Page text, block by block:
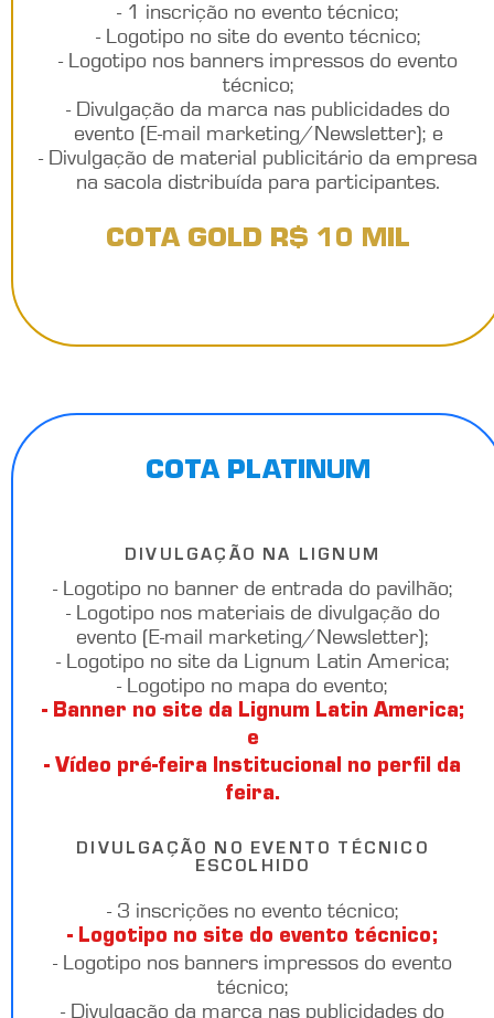
- 1 inscrição no evento técnico;
- Logotipo no site do evento técnico;
- Logotipo nos banners impressos do evento
técnico;
- Divulgação da marca nas publicidades do
evento (E-mail marketing/Newsletter); e
- Divulgação de material publicitário da empresa
na sacola distribuída para participantes.
COTA GOLD R$ 10 MIL
COTA PLATINUM
DIVULGAÇÃO NA LIGNUM
- Logotipo no banner de entrada do pavilhão;
- Logotipo nos materiais de divulgação do
evento (E-mail marketing/Newsletter);
- Logotipo no site da Lignum Latin America;
- Logotipo no mapa do evento;
- Banner no site da Lignum Latin America;
e
- Vídeo pré-feira Institucional no perfil da
feira.
DIVULGAÇÃO NO EVENTO TÉCNICO
ESCOLHIDO
- 3 inscrições no evento técnico;
- Logotipo no site do evento técnico;
- Logotipo nos banners impressos do evento
técnico;
- Divulgação da marca nas publicidades do